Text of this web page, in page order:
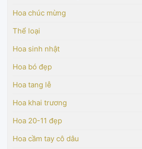
Hoa chúc mừng
Thể loại
Hoa sinh nhật
Hoa bó đẹp
Hoa tang lễ
Hoa khai trương
Hoa 20-11 đẹp
Hoa cầm tay cô dâu